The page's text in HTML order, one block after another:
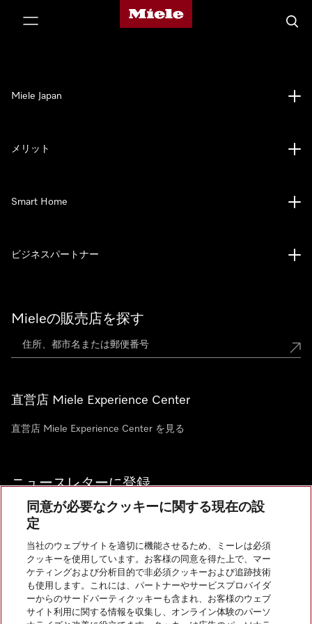
Mieleのホームページ
検索
Mieleの販売店を探す
直営店 Miele Experience Center
直営店 Miele Experience Center を見る
ニュースレターに登録
お問い合わせ
Miele Japan
メリット
Smart Home
ビジネスパートナー
InstagramのMiele
YoutubeのMiele
同意が必要なクッキーに関する現在の設
定
当社のウェブサイトを適切に機能させるため、ミーレは必須
クッキーを使用しています。お客様の同意を得た上で、マー
ケティングおよび分析目的で非必須クッキーおよび追跡技術
も使用します。これには、パートナーやサービスプロバイダ
ーからのサードパーティクッキーも含まれ、お客様のウェブ
サイト利用に関する情報を収集し、オンライン体験のパーソ